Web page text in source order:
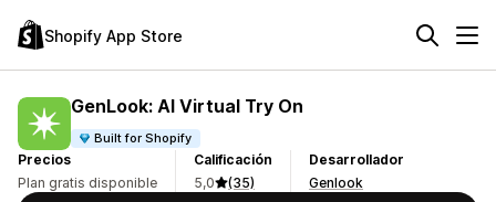
Shopify App Store
GenLook: AI Virtual Try On
Built for Shopify
Precios
Plan gratis disponible
Calificación
5,0
(35)
Desarrollador
Genlook